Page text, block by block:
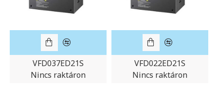
VFD037ED21S
Nincs raktáron
VFD022ED21S
Nincs raktáron